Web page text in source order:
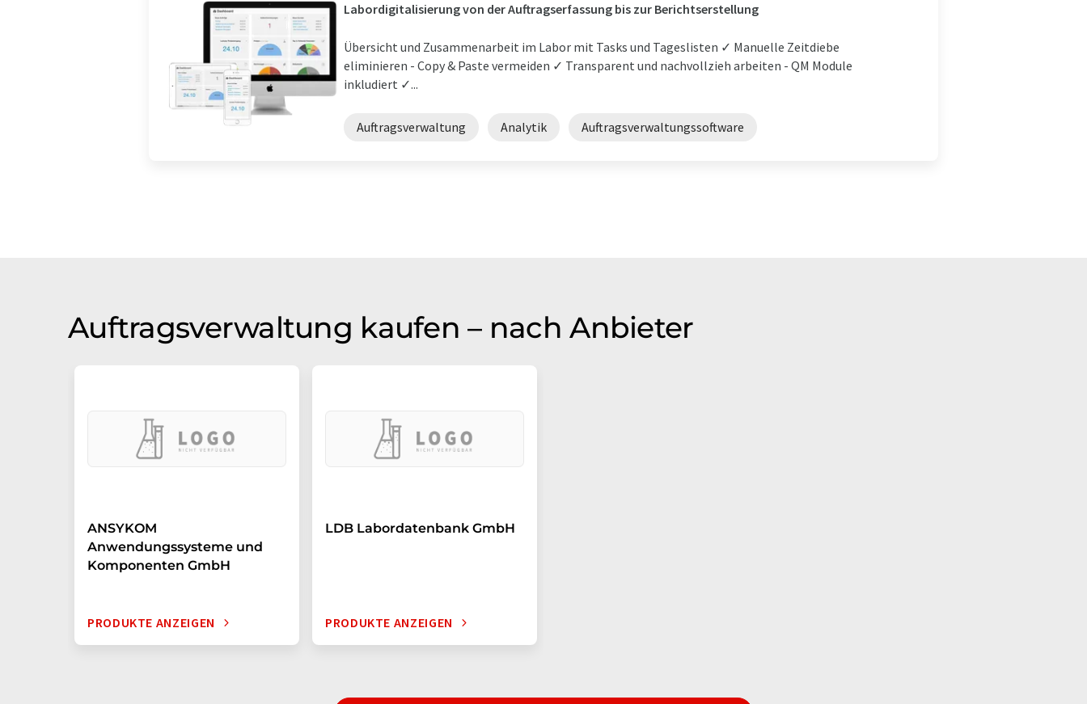
Labordigitalisierung von der Auftragserfassung bis zur Berichtserstellung
Übersicht und Zusammenarbeit im Labor mit Tasks und Tageslisten ✓ Manuelle Zeitdiebe
eliminieren - Copy & Paste vermeiden ✓ Transparent und nachvollzieh arbeiten - QM Module
inkludiert ✓...
Auftragsverwaltung Analytik Auftragsverwaltungssoftware
Auftragsverwaltung kaufen – nach Anbieter
ANSYKOM
Anwendungssysteme und
Komponenten GmbH
PRODUKTE ANZEIGEN
LDB Labordatenbank GmbH
PRODUKTE ANZEIGEN